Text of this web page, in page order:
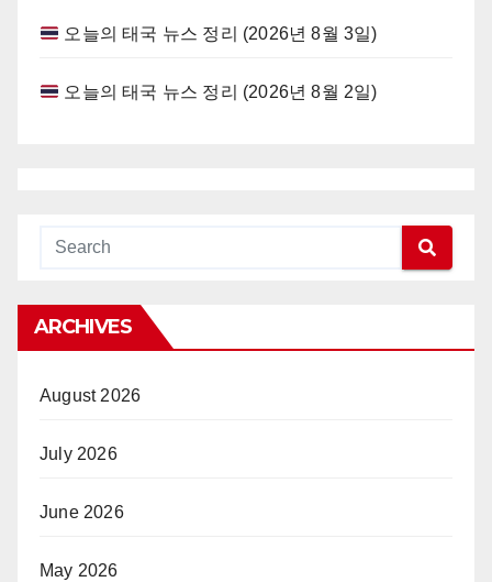
오늘의 태국 뉴스 정리 (2026년 8월 3일)
오늘의 태국 뉴스 정리 (2026년 8월 2일)
ARCHIVES
August 2026
July 2026
June 2026
May 2026